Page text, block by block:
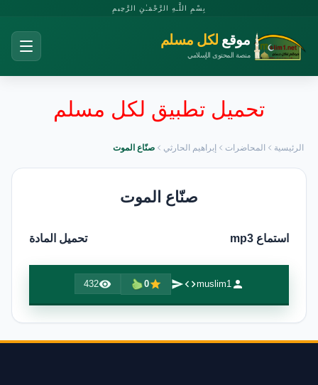
بِسْمِ اللَّـهِ الرَّحْمَـٰنِ الرَّحِيمِ
موقع لكل مسلم
منصة المحتوى الإسلامي
تحميل تطبيق لكل مسلم
الرئيسية المحاضرات إبراهيم الحارثي صنّاع الموت
صنّاع الموت
استماع mp3 تحميل المادة
muslim1
0
432